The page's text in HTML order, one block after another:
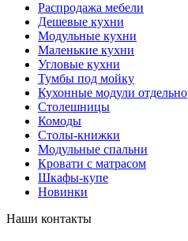
Распродажа мебели
Дешевые кухни
Модульные кухни
Маленькие кухни
Угловые кухни
Тумбы под мойку
Кухонные модули отдельно
Столешницы
Комоды
Столы-книжки
Модульные спальни
Кровати с матрасом
Шкафы-купе
Новинки
Наши контакты